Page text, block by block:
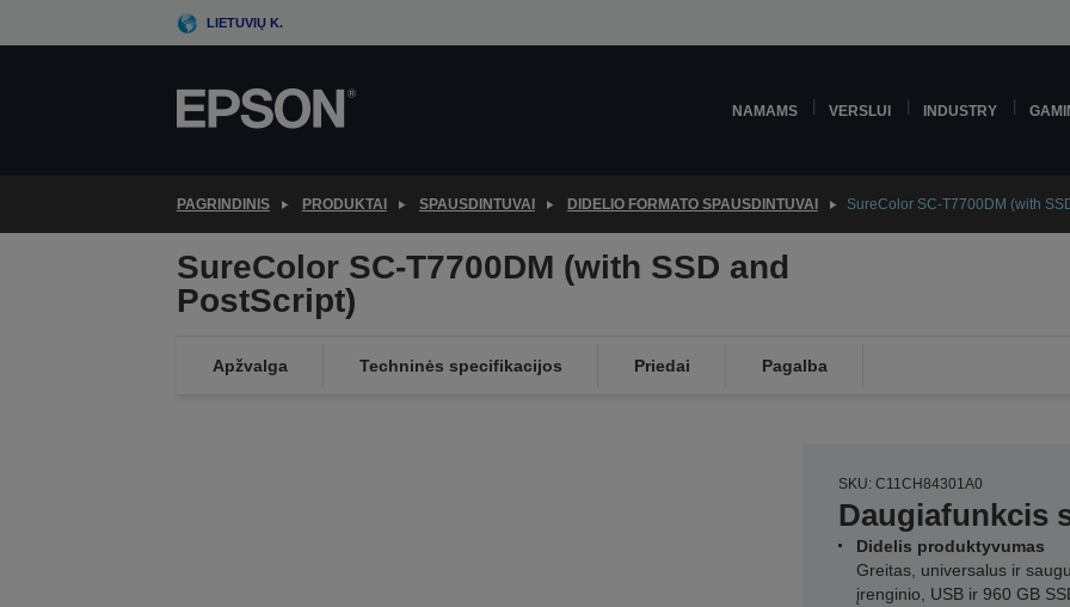
to
LIETUVIŲ K.
NAMAMS VERSLUI INDUSTRY
PAGRINDINIS PRODUKTAI SPAUSDINTUVAI DIDELIO FORMATO SPAUSDINTUVAI SureColor SC-T7700DM (with
SureColor SC-T7700DM (with SSD and
PostScript)
Apžvalga Techninės specifikacijos Priedai Pagalba
SKU: C11CH84301A0
Daugiafunkcis
Didelis produktyvumas
Greitas, universalus ir
įrenginio, USB ir 960 GB